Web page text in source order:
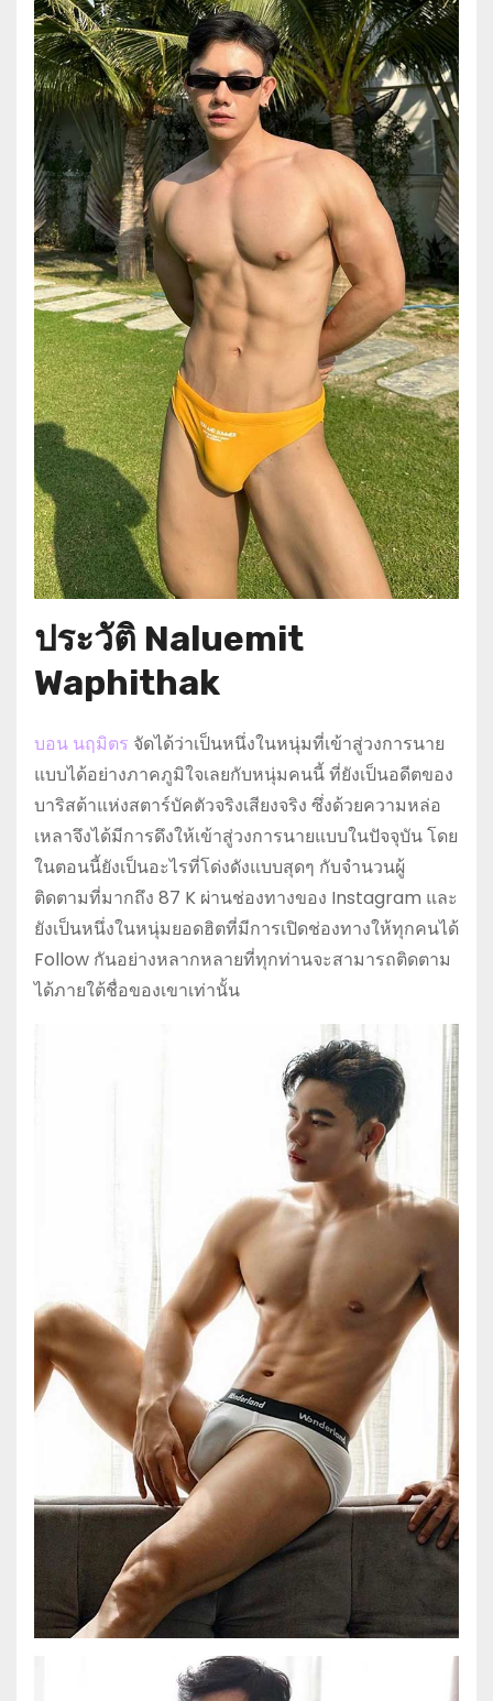
ประวัติ Naluemit
Waphithak
บอน นฤมิตร จัดได้ว่าเป็นหนึ่งในหนุ่มที่เข้าสู่วงการนาย
แบบได้อย่างภาคภูมิใจเลยกับหนุ่มคนนี้ ที่ยังเป็นอดีตของ
บาริสต้าแห่งสตาร์บัคตัวจริงเสียงจริง ซึ่งด้วยความหล่อ
เหลาจึงได้มีการดึงให้เข้าสู่วงการนายแบบในปัจจุบัน โดย
ในตอนนี้ยังเป็นอะไรที่โด่งดังแบบสุดๆ กับจำนวนผู้
ติดตามที่มากถึง 87 K ผ่านช่องทางของ Instagram และ
ยังเป็นหนึ่งในหนุ่มยอดฮิตที่มีการเปิดช่องทางให้ทุกคนได้
Follow กันอย่างหลากหลายที่ทุกท่านจะสามารถติดตาม
ได้ภายใต้ชื่อของเขาเท่านั้น